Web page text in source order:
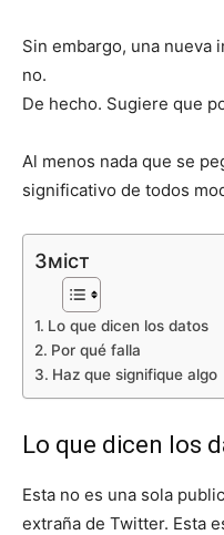
Sin embargo, una nueva
no.
De hecho. Sugiere que
Al menos nada que se
significativo de todos
Зміст
Lo que dicen los datos
Por qué falla
Haz que signifique algo
Lo que dicen los
Esta no es una sola
extraña de Twitter. Esta